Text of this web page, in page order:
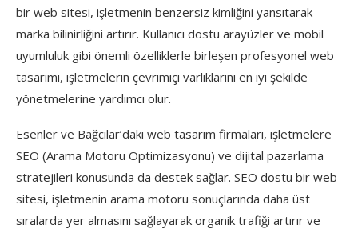
bir web sitesi, işletmenin benzersiz kimliğini yansıtarak
marka bilinirliğini artırır. Kullanıcı dostu arayüzler ve mobil
uyumluluk gibi önemli özelliklerle birleşen profesyonel web
tasarımı, işletmelerin çevrimiçi varlıklarını en iyi şekilde
yönetmelerine yardımcı olur.
Esenler ve Bağcılar’daki web tasarım firmaları, işletmelere
SEO (Arama Motoru Optimizasyonu) ve dijital pazarlama
stratejileri konusunda da destek sağlar. SEO dostu bir web
sitesi, işletmenin arama motoru sonuçlarında daha üst
sıralarda yer almasını sağlayarak organik trafiği artırır ve